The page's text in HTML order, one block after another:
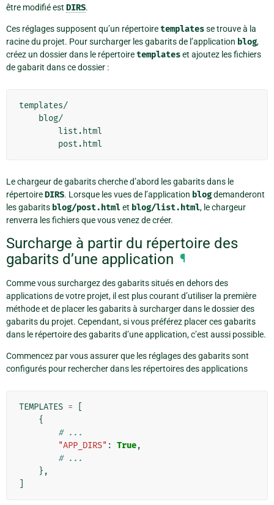
être modifié est DIRS.
Ces réglages supposent qu’un répertoiretemplatesse trouve à la
racine du projet. Pour surcharger les gabarits de l’application blog,
créez un dossier dans le répertoiretemplateset ajoutez les fichiers
de gabarit dans ce dossier :
templates/
Le chargeur de gabarits cherche d’abord les gabarits dans le
répertoireDIRS. Lorsque les vues de l’application blogdemanderont
les gabarits blog/post.htmlet blog/list.html, le chargeur
renverra les fichiers que vous venez de créer.
Surcharge à partir du répertoire des
gabarits d’une application ¶
Comme vous surchargez des gabarits situés en dehors des
applications de votre projet, il est plus courant d’utiliser la première
méthode et de placer les gabarits à surcharger dans le dossier des
gabarits du projet. Cependant, si vous préférez placer ces gabarits
dans le répertoire des gabarits d’une application, c’est aussi possible.
Commencez par vous assurer que les réglages des gabarits sont
configurés pour rechercher dans les répertoires des applications
TEMPLATES =
{
# ...
"APP_DIRS" : True,
# ...
},